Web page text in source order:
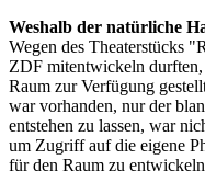
Weshalb der natürliche
Wegen des Theaterstücks
ZDF mitentwickeln
Raum zur Verfügung
war vorhanden, nur der
entstehen zu lassen, war
um Zugriff auf die eigene
für den Raum zu